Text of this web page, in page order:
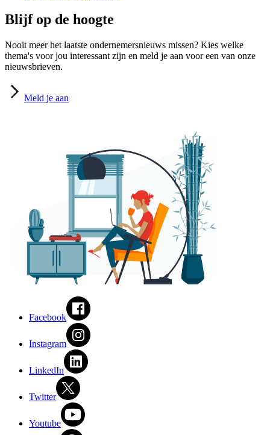
Blijf op de hoogte
Nooit meer het laatste ondernemersnieuws missen? Kies welke
thema's voor jou interessant zijn en meld je aan voor een van onze
nieuwsbrieven.
Meld je aan
Facebook
Instagram
LinkedIn
Twitter
Youtube